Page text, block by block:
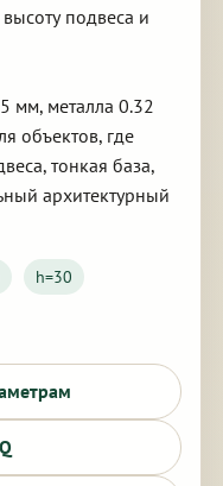
подвеса и
мм, металла 0.32
объектов, где
тонкая база,
архитектурный
h=30